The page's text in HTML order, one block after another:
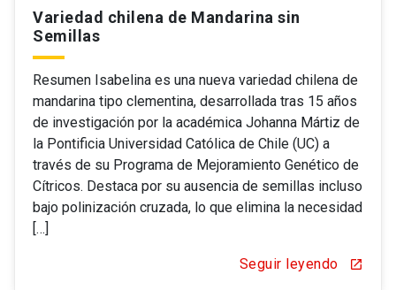
Variedad chilena de Mandarina sin
Semillas
Resumen Isabelina es una nueva variedad chilena de
mandarina tipo clementina, desarrollada tras 15 años
de investigación por la académica Johanna Mártiz de
la Pontificia Universidad Católica de Chile (UC) a
través de su Programa de Mejoramiento Genético de
Cítricos. Destaca por su ausencia de semillas incluso
bajo polinización cruzada, lo que elimina la necesidad
[…]
Seguir leyendo open_in_new